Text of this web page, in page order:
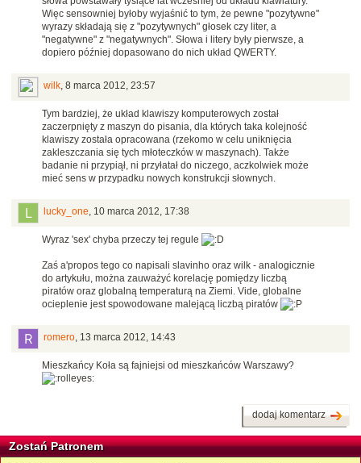
Więc sensowniej byłoby wyjaśnić to tym, że pewne "pozytywne"
wyrazy składają się z "pozytywnych" głosek czy liter, a
"negatywne" z "negatywnych". Słowa i litery były pierwsze, a
dopiero później dopasowano do nich układ QWERTY.
wilk, 8 marca 2012, 23:57
Tym bardziej, że układ klawiszy komputerowych został
zaczerpnięty z maszyn do pisania, dla których taka kolejność
klawiszy została opracowana (rzekomo w celu uniknięcia
zakleszczania się tych młoteczków w maszynach). Także
badanie ni przypiął, ni przyłatał do niczego, aczkolwiek może
mieć sens w przypadku nowych konstrukcji słownych.
lucky_one, 10 marca 2012, 17:38
Wyraz 'sex' chyba przeczy tej regule
Zaś a'propos tego co napisali slavinho oraz wilk - analogicznie
do artykułu, można zauważyć korelację pomiędzy liczbą
piratów oraz globalną temperaturą na Ziemi. Vide, globalne
ocieplenie jest spowodowane malejącą liczbą piratów
romero, 13 marca 2012, 14:43
Mieszkańcy Koła są fajniejsi od mieszkańców Warszawy?
dodaj komentarz
Zostań Patronem